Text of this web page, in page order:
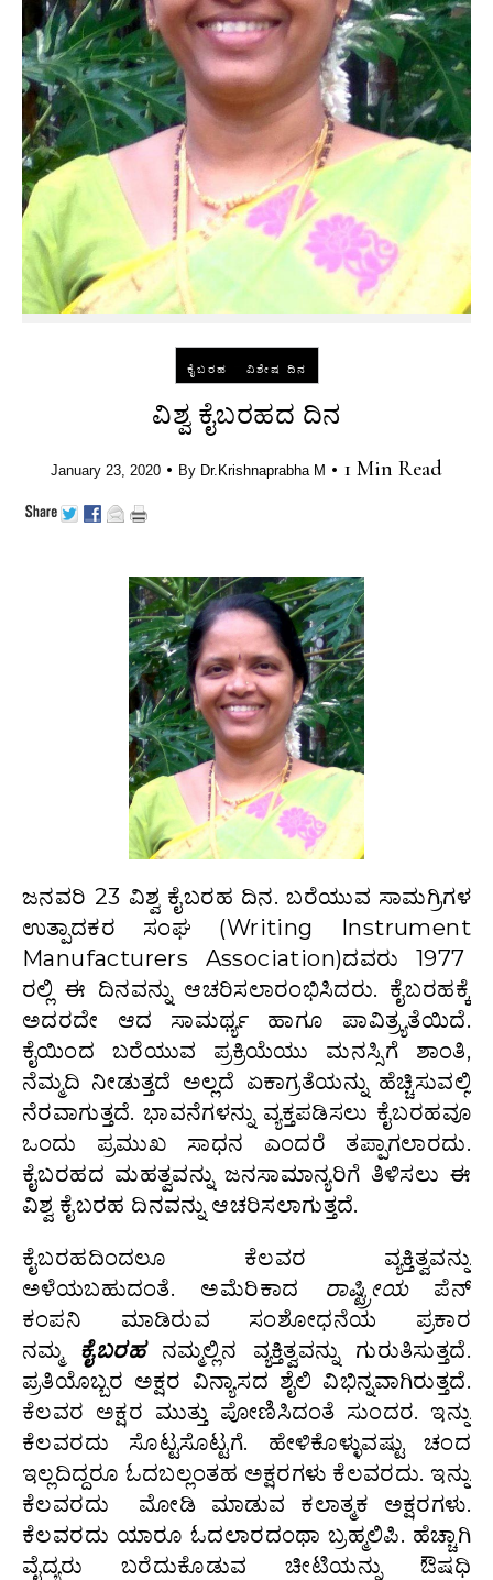
ಕೈಬರಹ ವಿಶೇಷ ದಿನ
ವಿಶ್ವ ಕೈಬರಹದ ದಿನ
January 23, 2020 • By Dr.Krishnaprabha M • 1 Min Read
ಜನವರಿ 23 ವಿಶ್ವ ಕೈಬರಹ ದಿನ. ಬರೆಯುವ ಸಾಮಗ್ರಿಗಳ
ಉತ್ಪಾದಕರ ಸಂಘ (Writing Instrument
Manufacturers Association)ದವರು 1977
ರಲ್ಲಿ ಈ ದಿನವನ್ನು ಆಚರಿಸಲಾರಂಭಿಸಿದರು. ಕೈಬರಹಕ್ಕೆ
ಅದರದೇ ಆದ ಸಾಮರ್ಥ್ಯ ಹಾಗೂ ಪಾವಿತ್ರ್ಯತೆಯಿದೆ.
ಕೈಯಿಂದ ಬರೆಯುವ ಪ್ರಕ್ರಿಯೆಯು ಮನಸ್ಸಿಗೆ ಶಾಂತಿ,
ನೆಮ್ಮದಿ ನೀಡುತ್ತದೆ ಅಲ್ಲದೆ ಏಕಾಗ್ರತೆಯನ್ನು ಹೆಚ್ಚಿಸುವಲ್ಲಿ
ನೆರವಾಗುತ್ತದೆ. ಭಾವನೆಗಳನ್ನು ವ್ಯಕ್ತಪಡಿಸಲು ಕೈಬರಹವೂ
ಒಂದು ಪ್ರಮುಖ ಸಾಧನ ಎಂದರೆ ತಪ್ಪಾಗಲಾರದು.
ಕೈಬರಹದ ಮಹತ್ವವನ್ನು ಜನಸಾಮಾನ್ಯರಿಗೆ ತಿಳಿಸಲು ಈ
ವಿಶ್ವ ಕೈಬರಹ ದಿನವನ್ನು ಆಚರಿಸಲಾಗುತ್ತದೆ.
ಕೈಬರಹದಿಂದಲೂ ಕೆಲವರ ವ್ಯಕ್ತಿತ್ವವನ್ನು
ಅಳೆಯಬಹುದಂತೆ. ಅಮೆರಿಕಾದ ರಾಷ್ಟ್ರೀಯಪೆನ್
ಕಂಪನಿ ಮಾಡಿರುವ ಸಂಶೋಧನೆಯ ಪ್ರಕಾರ
ನಮ್ಮ ಕೈಬರಹನಮ್ಮಲ್ಲಿನ ವ್ಯಕ್ತಿತ್ವವನ್ನು ಗುರುತಿಸುತ್ತದೆ.
ಪ್ರತಿಯೊಬ್ಬರ ಅಕ್ಷರ ವಿನ್ಯಾಸದ ಶೈಲಿ ವಿಭಿನ್ನವಾಗಿರುತ್ತದೆ.
ಕೆಲವರ ಅಕ್ಷರ ಮುತ್ತು ಪೋಣಿಸಿದಂತೆ ಸುಂದರ. ಇನ್ನು
ಕೆಲವರದು ಸೊಟ್ಟಸೊಟ್ಟಗೆ. ಹೇಳಿಕೊಳ್ಳುವಷ್ಟು ಚಂದ
ಇಲ್ಲದಿದ್ದರೂ ಓದಬಲ್ಲಂತಹ ಅಕ್ಷರಗಳು ಕೆಲವರದು. ಇನ್ನು
ಕೆಲವರದು ಮೋಡಿ ಮಾಡುವ ಕಲಾತ್ಮಕ ಅಕ್ಷರಗಳು.
ಕೆಲವರದು ಯಾರೂ ಓದಲಾರದಂಥಾ ಬ್ರಹ್ಮಲಿಪಿ. ಹೆಚ್ಚಾಗಿ
ವೈದ್ಯರು ಬರೆದುಕೊಡುವ ಚೀಟಿಯನ್ನು ಔಷಧಿ